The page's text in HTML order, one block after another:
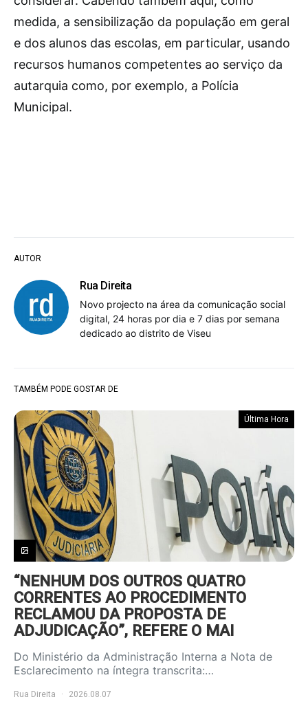
AUTOR
Rua Direita
Novo projecto na área da comunicação social
digital, 24 horas por dia e 7 dias por semana
dedicado ao distrito de Viseu
medida, a sensibilização da população em geral
e dos alunos das escolas, em particular, usando
recursos humanos competentes ao serviço da
autarquia como, por exemplo, a Polícia
Municipal.
TAMBÉM PODE GOSTAR DE
Última Hora
“NENHUM DOS OUTROS QUATRO
CORRENTES AO PROCEDIMENTO
RECLAMOU DA PROPOSTA DE
ADJUDICAÇÃO”, REFERE O MAI
Do Ministério da Administração Interna a Nota de
Esclarecimento na íntegra transcrita:…
Rua Direita 2026.08.07